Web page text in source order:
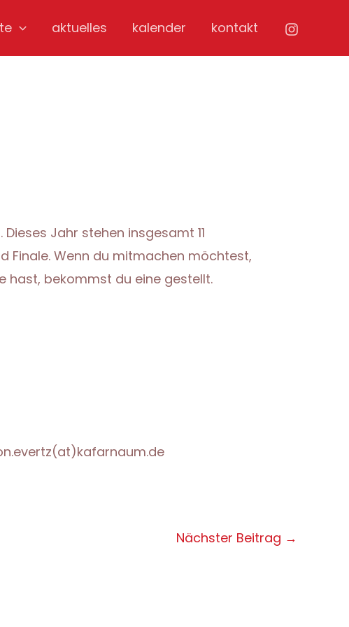
aktuelles kalender kontakt
Jahr stehen insgesamt 11
Finale. Wenn du mitmachen möchtest,
hast, bekommst du eine gestellt.
Nächster Beitrag →